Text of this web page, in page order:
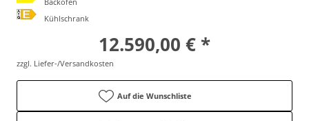
Kühlschrank
12.590,00 € *
zzgl. Liefer-/Versandkosten
Auf die Wunschliste